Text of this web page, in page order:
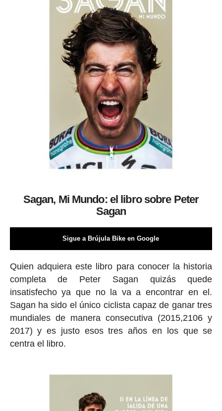
Sagan, Mi Mundo: el libro sobre Peter
Sagan
Sigue a Brújula Bike en Google
Quien adquiera este libro para conocer la historia
completa de Peter Sagan quizás quede
insatisfecho ya que no la va a encontrar en el.
Sagan ha sido el único ciclista capaz de ganar tres
mundiales de manera consecutiva (2015,2106 y
2017) y es justo esos tres años en los que se
centra el libro.